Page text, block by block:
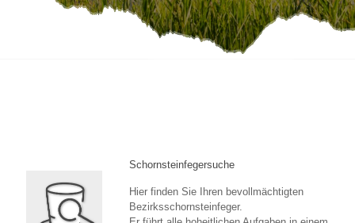
Schornsteinfegersuche
Hier finden Sie Ihren bevollmächtigten
Bezirksschornsteinfeger.